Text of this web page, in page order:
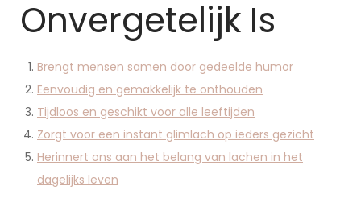
Onvergetelijk Is
Brengt mensen samen door gedeelde humor
Eenvoudig en gemakkelijk te onthouden
Tijdloos en geschikt voor alle leeftijden
Zorgt voor een instant glimlach op ieders gezicht
Herinnert ons aan het belang van lachen in het
dagelijks leven